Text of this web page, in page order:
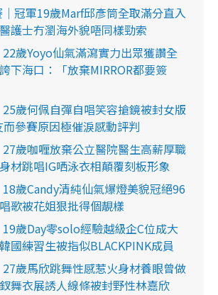
冠軍19歲Marf邱彥筒全取滿分直入
護士冇瀏海外貌唔同樣勁索
22歲Yoyo仙氣滿瀉實力出眾獲讚全
下海口：「放棄MIRROR都要簽
25歲何佩自彈自唱笑容搶鏡被封女版
參賽原因極催淚感動評判
27歲咖喱放棄公立醫院醫生高薪厚職
材跳唱IG哂泳衣相顛覆刻板形象
18歲Candy清純仙氣爆燈美貌冠絕96
歌被花姐狠批得個靚樣
19歲Day零solo經驗越級企C位成大
國練習生被指似BLACKPINK成員
27歲馬欣跳舞性感惹火身材養眼曾做
舞衣展誘人線條被封野性林嘉欣